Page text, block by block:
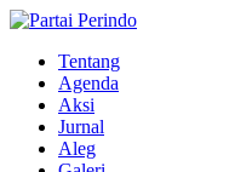
Tentang
Agenda
Aksi
Jurnal
Aleg